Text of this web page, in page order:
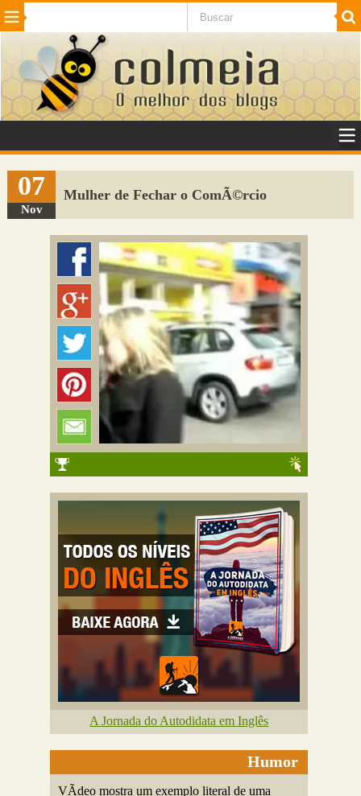
Beleza Cinema e TV
Internet Jogos NotÃ­cias SaÃºde
VeÃ­culos Adulto
Sugerir Link
Adicionar Blog
Colmeia Exchange
Perguntas Frequentes
07
Nov
Mulher de Fechar o ComÃ©rcio
A Jornada do Autodidata em Inglês
Humor
VÃ­deo mostra um exemplo literal de uma